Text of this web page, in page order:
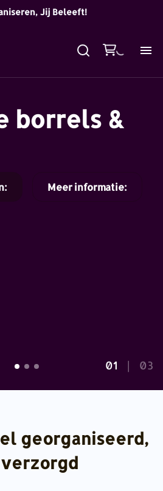
Jij Beleeft!
borrels &
Meer informatie:
02 | 03
georganiseerd,